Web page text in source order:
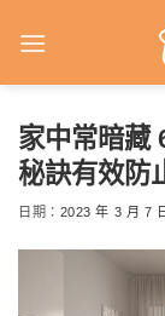
家中常暗藏
秘訣有效防
日期： 2023 年 3 月 7